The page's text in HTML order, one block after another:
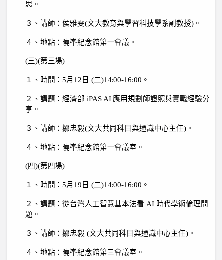
思。
３、講師：侯雅雯(文大教育與學習科技學系副教授) 。
４、地點：曉峯紀念館第一會議。
(三)(第三場)
１、時間： 5月 12 日 (二)14:00-16:00 。
２、講題：經濟部 iPAS AI 應用規劃師證照與實戰經驗分
享。
３、講師：鄒忠毅(文大共同科目與通識中心主任) 。
４、地點：曉峯紀念館第一會議室。
(四)(第四場)
１、時間： 5月 19 日 (二)14:00-16:00 。
２、講題：從台灣人工智慧基本法看 AI 時代學術倫理問
題。
３、講師：鄒忠毅 (文大共同科目與通識中心主任) 。
４、地點：曉峯紀念館第三會議室。